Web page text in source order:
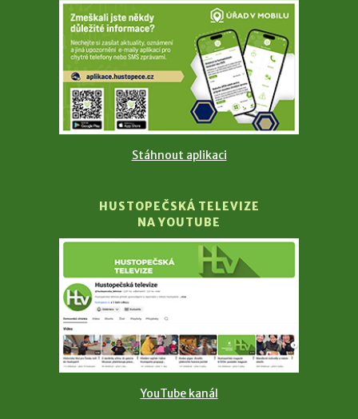
Stáhnout aplikaci
HUSTOPEČSKÁ TELEVIZE
NA YOUTUBE
YouTube kanál